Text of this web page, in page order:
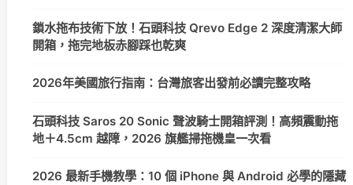
鎖水拖布技術下放！石頭科技 Qrevo Edge 2 深度清潔大師
開箱，拖完地板赤腳踩也乾爽
2026年美國旅行指南：台灣旅客出發前必讀完整攻略
石頭科技 Saros 20 Sonic 聲波騎士開箱評測！高頻震動拖
地＋4.5cm 越障，2026 旗艦掃拖機皇一次看
2026 最新手機教學：10 個 iPhone 與 Android 必學的隱藏